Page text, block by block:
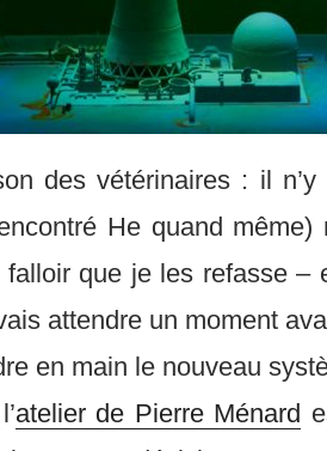
des vétérinaires : il
He quand
que je les refasse –
attendre un moment
en main le nouveau
atelier de Pierre Ménard